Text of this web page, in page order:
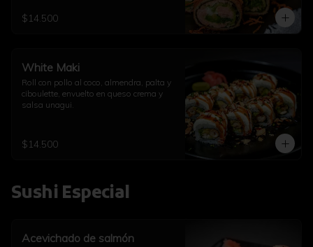
$14.500
White Maki
Roll con pollo al coco, almendra, palta y
ciboulette, envuelto en queso crema y
salsa unagui.
$14.500
Sushi Especial
Acevichado de salmón